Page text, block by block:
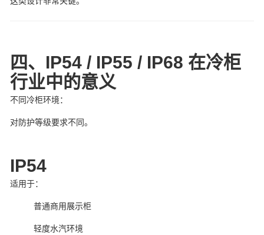
四、IP54 / IP55 / IP68 在冷柜
行业中的意义
不同冷柜环境：
对防护等级要求不同。
IP54
适用于：
普通商用展示柜
轻度水汽环境